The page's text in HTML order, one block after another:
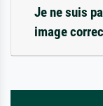
Je ne suis
image